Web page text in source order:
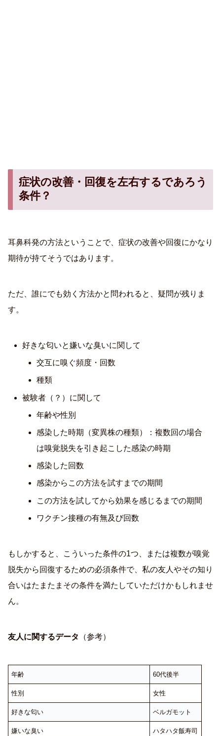
症状の改善・回復を左右するであろう
条件？
耳鼻科発の方法ということで、症状の改善や回復にかなり
期待が持てそうではあります。
ただ、誰にでも効く方法かと問われると、疑問が残りま
す。
好きな匂いと嫌いな臭いに関して
交互に嗅ぐ頻度・回数
種類
被験者（？）に関して
年齢や性別
感染した時期（変異株の種類）：複数回の場合
は嗅覚脱失を引き起こした感染の時期
感染した回数
感染からこの方法を試すまでの期間
この方法を試してから効果を感じるまでの期間
ワクチン接種の有無及び回数
もしかすると、こういった条件の1つ、または複数が嗅覚
脱失から回復するための必須条件で、私の友人やその知り
合いはたまたまその条件を満たしていただけかもしれませ
ん。
友人に関するデータ （参考）
年齢 60代後半
性別 女性
好きな匂い ベルガモット
嫌いな臭い ハタハタ飯寿司